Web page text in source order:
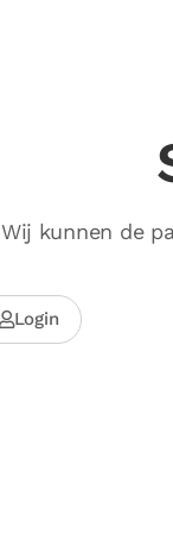
Wij kunnen de
Login